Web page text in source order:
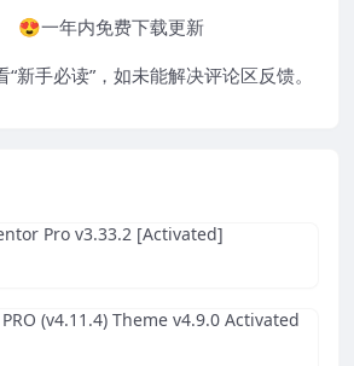
一年内免费下载更新
“新手必读”，如未能解决评论区反馈。
Pro v3.33.2 [Activated]
(v4.11.4) Theme v4.9.0 Activated